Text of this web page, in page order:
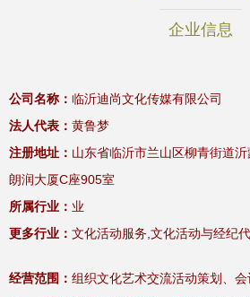
企业信息
公司名称： 临沂迪尚文化传媒有限公司
法人代表： 黄鲁梦
注册地址： 山东省临沂市兰山区柳青街道
朗润大厦C座905室
所属行业： 业
更多行业： 文化活动服务,文化活动与经纪
经营范围： 组织文化艺术交流活动策划、